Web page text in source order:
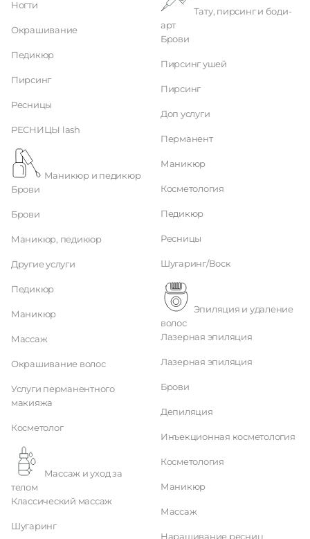
Ногти
Окрашивание
Педикюр
Пирсинг
Ресницы
РЕСНИЦЫ lash
Маникюр и педикюр
Брови
Брови
Маникюр, педикюр
Другие услуги
Педикюр
Маникюр
Массаж
Окрашивание волос
Услуги перманентного
макияжа
Косметолог
телом
Классический массаж
Шугаринг
арт
Брови
Пирсинг ушей
Пирсинг
Доп услуги
Перманент
Маникюр
Косметология
Педикюр
Ресницы
Шугаринг/Воск
волос
Лазерная эпиляция
Лазерная эпиляция
Брови
Депиляция
Инъекционная косметология
Косметология
Маникюр
Массаж
Наращивание ресниц